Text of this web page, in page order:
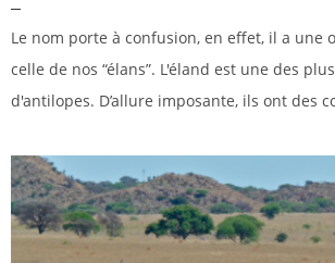
Le nom porte à confusion, en effet, il a une
celle de nos “élans”. L'éland est une des
d'antilopes. D’allure imposante, ils ont des